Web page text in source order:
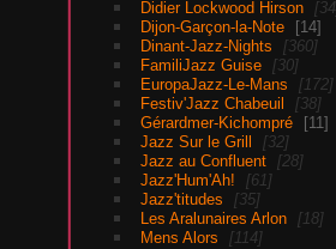
Didier Lockwood Hirson
34
Dijon-Garçon-la-Note
14
Dinant-Jazz-Nights
360
FamiliJazz Guise
30
EuropaJazz-Le-Mans
172
Festiv'Jazz Chabeuil
38
Gérardmer-Kichompré
11
Jazz Sur le Grill
32
Jazz au Confluent
28
Jazz'Hum'Ah!
61
Jazz'titudes
35
Les Aralunaires Arlon
18
Mens Alors
114